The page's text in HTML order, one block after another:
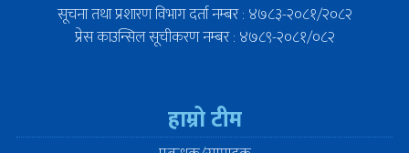
सूचना तथा प्रशारण विभाग दर्ता नम्बर : ४७८३-२०८१/२०८२
प्रेस काउन्सिल सूचीकरण नम्बर : ४७८९-२०८१/०८२
हाम्रो टीम